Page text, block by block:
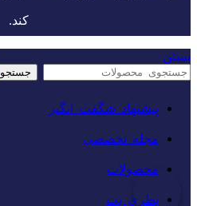
کند.
بستن
جستجو
پیشنهاد شگفت انگیز
مجله تخصصی
محصولات
بطری پت